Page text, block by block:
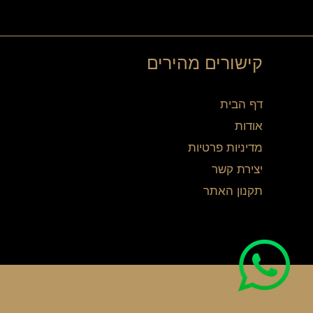
קישורים מהירים
דף הבית
אודות
מדיניות פרטיות
יצירת קשר
תקנון האתר